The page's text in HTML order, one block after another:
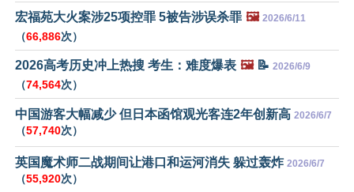
宏福苑大火案涉25项控罪 5被告涉误杀罪 🖼️ 2026/6/11
（66,886次）
2026高考历史冲上热搜 考生：难度爆表 🖼️📝 2026/6/9
（74,564次）
中国游客大幅减少 但日本函馆观光客连2年创新高 2026/6/7
（57,740次）
英国魔术师二战期间让港口和运河消失 躲过轰炸 2026/6/7
（55,920次）